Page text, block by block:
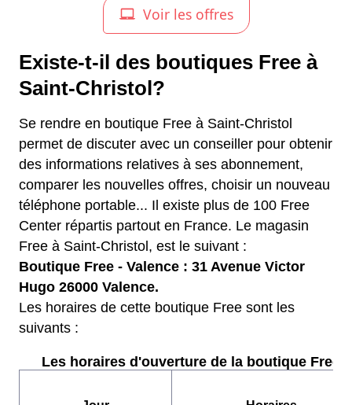
Existe-t-il des boutiques Free à
Saint-Christol?
Se rendre en boutique Free à Saint-Christol
permet de discuter avec un conseiller pour obtenir
des informations relatives à ses abonnement,
comparer les nouvelles offres, choisir un nouveau
téléphone portable... Il existe plus de 100 Free
Center répartis partout en France. Le magasin
Free à Saint-Christol, est le suivant :
Boutique Free - Valence : 31 Avenue Victor
Hugo 26000 Valence.
Les horaires de cette boutique Free sont les
suivants :
Les horaires d'ouverture de la boutique Free :